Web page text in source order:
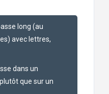
long (au
avec lettres,
dans un
que sur un